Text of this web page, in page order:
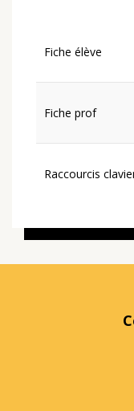
Fiche élève
Fiche prof
Raccourcis